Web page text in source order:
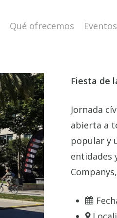
Qué ofrecemos Eventos
Fiesta de
Jornada
abierta a
popular y
entidades